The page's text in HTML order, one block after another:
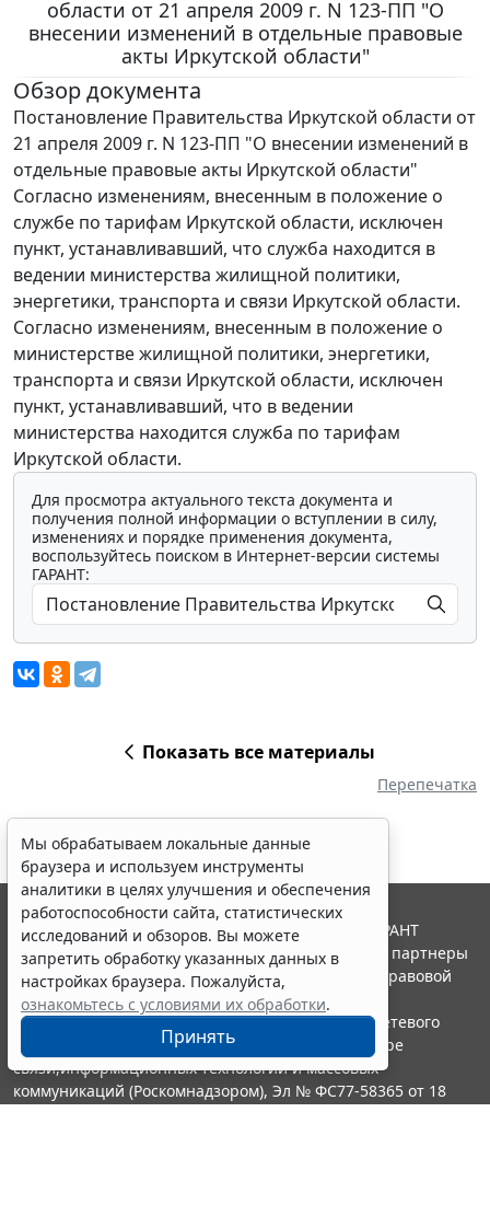
области от 21 апреля 2009 г. N 123-ПП "О
внесении изменений в отдельные правовые
акты Иркутской области"
Обзор документа
Постановление Правительства Иркутской области от
21 апреля 2009 г. N 123-ПП "О внесении изменений в
отдельные правовые акты Иркутской области"
Согласно изменениям, внесенным в положение о
службе по тарифам Иркутской области, исключен
пункт, устанавливавший, что служба находится в
ведении министерства жилищной политики,
энергетики, транспорта и связи Иркутской области.
Согласно изменениям, внесенным в положение о
министерстве жилищной политики, энергетики,
транспорта и связи Иркутской области, исключен
пункт, устанавливавший, что в ведении
министерства находится служба по тарифам
Иркутской области.
Для просмотра актуального текста документа и
получения полной информации о вступлении в силу,
изменениях и порядке применения документа,
воспользуйтесь поиском в Интернет-версии системы
ГАРАНТ:
Показать все материалы
Перепечатка
Мы обрабатываем локальные данные
браузера и используем инструменты
аналитики в целях улучшения и обеспечения
работоспособности сайта, статистических
исследований и обзоров. Вы можете
запретить обработку указанных данных в
настройках браузера. Пожалуйста,
ознакомьтесь с условиями их обработки.
Принять
© ООО "НПП "ГАРАНТ-СЕРВИС", 2026. Система ГАРАНТ
выпускается с 1990 года. Компания "Гарант" и ее партнеры
являются участниками Российской ассоциации правовой
информации ГАРАНТ.
Портал ГАРАНТ.РУ зарегистрирован в качестве сетевого
издания Федеральной службой по надзору в сфере
связи,информационных технологий и массовых
коммуникаций (Роскомнадзором), Эл № ФС77-58365 от 18